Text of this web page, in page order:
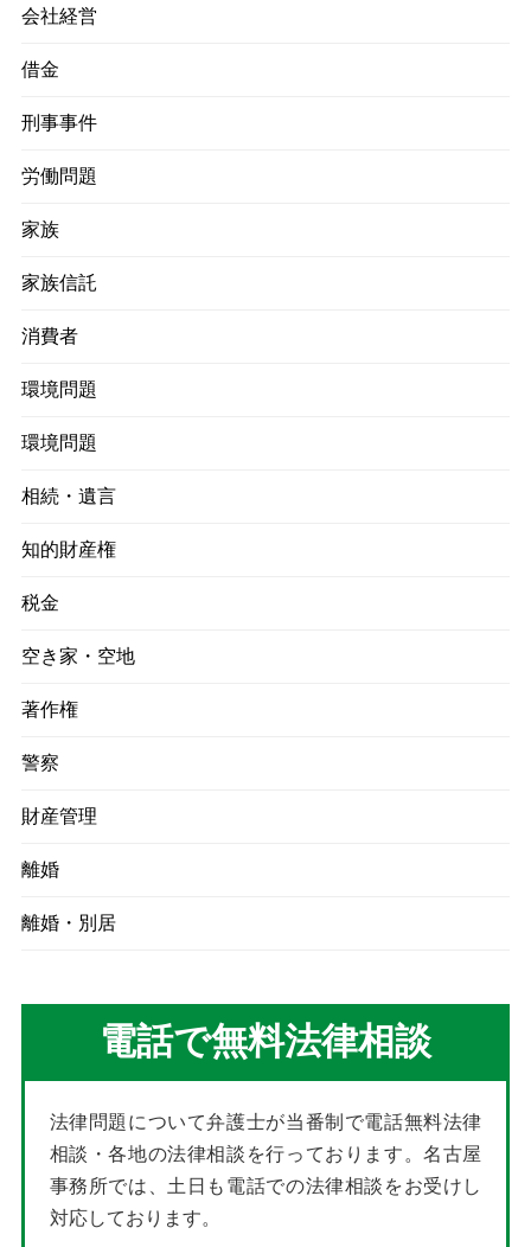
会社経営
借金
刑事事件
労働問題
家族
家族信託
消費者
環境問題
環境問題
相続・遺言
知的財産権
税金
空き家・空地
著作権
警察
財産管理
離婚
離婚・別居
電話で無料法律相談
法律問題について弁護士が当番制で電話無料法律
相談・各地の法律相談を行っております。名古屋
事務所では、土日も電話での法律相談をお受けし
対応しております。